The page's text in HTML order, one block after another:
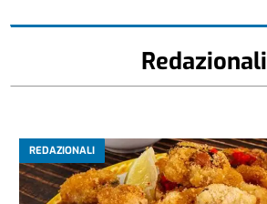
Redazionali
REDAZIONALI